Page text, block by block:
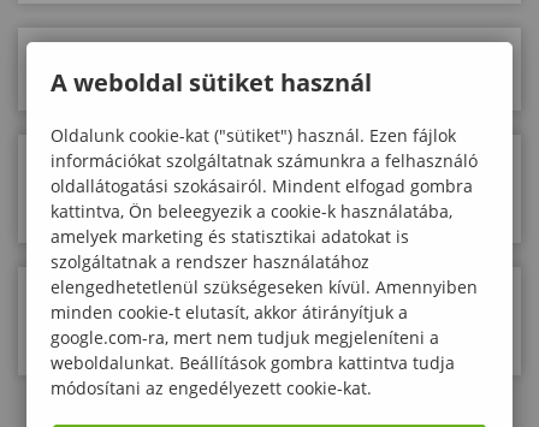
Szakkollégiumok közös bográcsozása
Nyílt Nap a Benedek Elek Pedagógiai
Karon
Gyerekek is zsűriztek a Benedek-kar
mesemondó versenyén
A weboldal sütiket használ
Oldalunk cookie-kat ("sütiket") használ. Ezen fájlok
információkat szolgáltatnak számunkra a felhasználó
oldallátogatási szokásairól. Mindent elfogad gombra
kattintva, Ön beleegyezik a cookie-k használatába,
amelyek marketing és statisztikai adatokat is
szolgáltatnak a rendszer használatához
elengedhetetlenül szükségeseken kívül. Amennyiben
minden cookie-t elutasít, akkor átirányítjuk a
google.com-ra, mert nem tudjuk megjeleníteni a
weboldalunkat. Beállítások gombra kattintva tudja
módosítani az engedélyezett cookie-kat.